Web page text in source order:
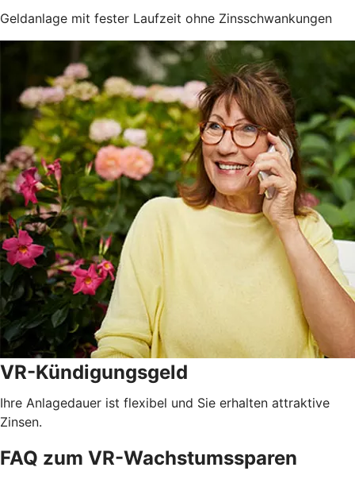
Geldanlage mit fester Laufzeit ohne Zinsschwankungen
VR-Kündigungsgeld
Ihre Anlagedauer ist flexibel und Sie erhalten attraktive
Zinsen.
FAQ zum VR-Wachstumssparen